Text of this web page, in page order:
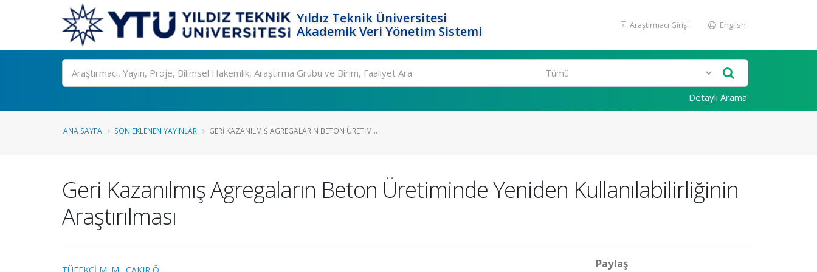
Yıldız Teknik Üniversitesi
Akademik Veri Yönetim Sistemi
Araştırmacı Girişi English
Ara
Detaylı Arama
ANA SAYFA SON EKLENEN YAYINLAR GERI KAZANILMIŞ AGREGALARIN BETON ÜRETIM...
Geri Kazanılmış Agregaların Beton Üretiminde Yeniden Kullanılabilirliğinin
Araştırılması
Paylaş